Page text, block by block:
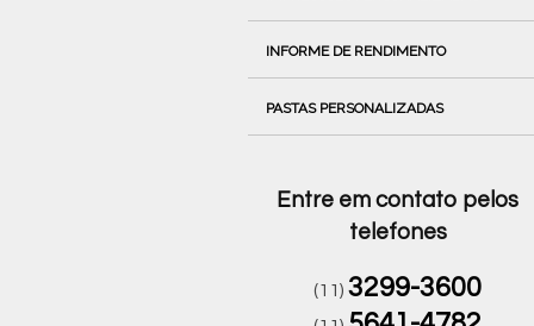
INFORME DE RENDIMENTO
PASTAS PERSONALIZADAS
Entre em contato pelos
telefones
(11)3299-3600